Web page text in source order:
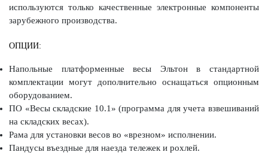
используются только качественные электронные компоненты
зарубежного производства.
ОПЦИИ:
Напольные платформенные весы Эльтон в стандартной
комплектации могут дополнительно оснащаться опционным
оборудованием.
ПО «Весы складские 10.1» (программа для учета взвешиваний
на складских весах).
Рама для установки весов во «врезном» исполнении.
Пандусы въездные для наезда тележек и рохлей.